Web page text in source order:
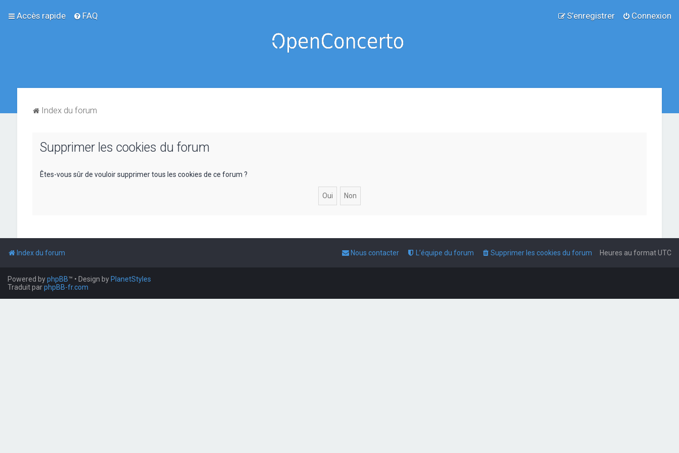
Accès rapide FAQ Connexion
S’enregistrer
Index du forum
Supprimer les cookies du forum
Êtes-vous sûr de vouloir supprimer tous les cookies de ce forum ?
Index du forum Heures au formatUTC
Supprimer les cookies du forum
L’équipe du forum
Nous contacter
Powered byphpBB™ • Design by PlanetStyles
Traduit parphpBB-fr.com